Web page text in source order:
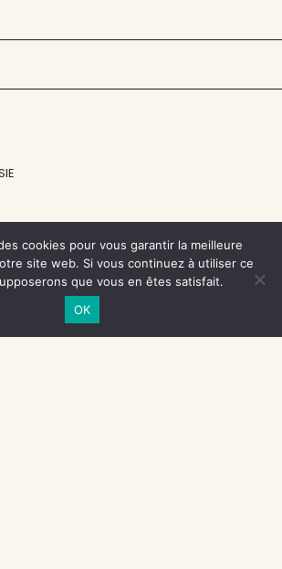
cookies pour vous garantir la meilleure
site web. Si vous continuez à utiliser ce
que vous en êtes satisfait.
OK